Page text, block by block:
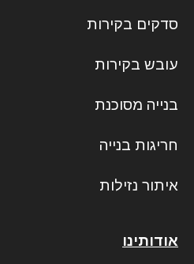
סדקים בקירות
עובש בקירות
בנייה מסוכנת
חריגות בנייה
איתור נזילות
אודותינו